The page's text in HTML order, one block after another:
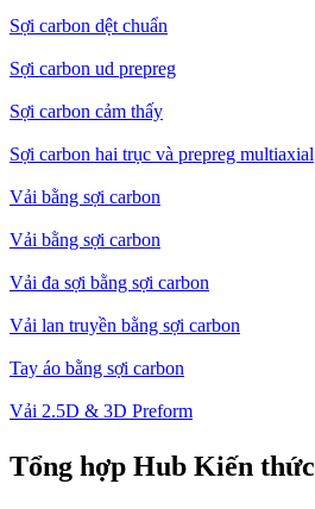
Sợi carbon dệt chuẩn
Sợi carbon ud prepreg
Sợi carbon cảm thấy
Sợi carbon hai trục và prepreg multiaxial
Vải bằng sợi carbon
Vải bằng sợi carbon
Vải đa sợi bằng sợi carbon
Vải lan truyền bằng sợi carbon
Tay áo bằng sợi carbon
Vải 2.5D & 3D Preform
Tổng hợp Hub Kiến thức